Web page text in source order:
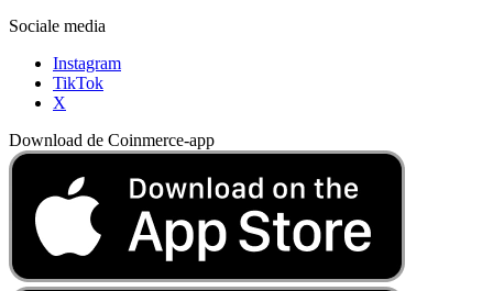
Sociale media
Instagram
TikTok
X
Download de Coinmerce-app